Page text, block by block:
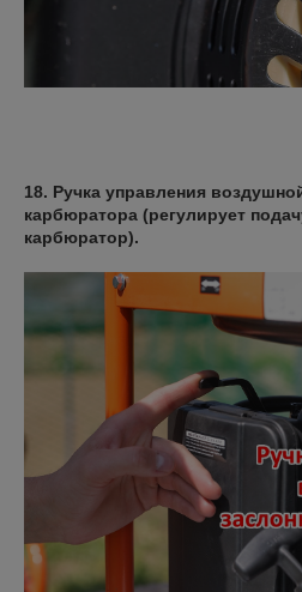
18. Ручка управления
карбюратора (регулирует
карбюратор).